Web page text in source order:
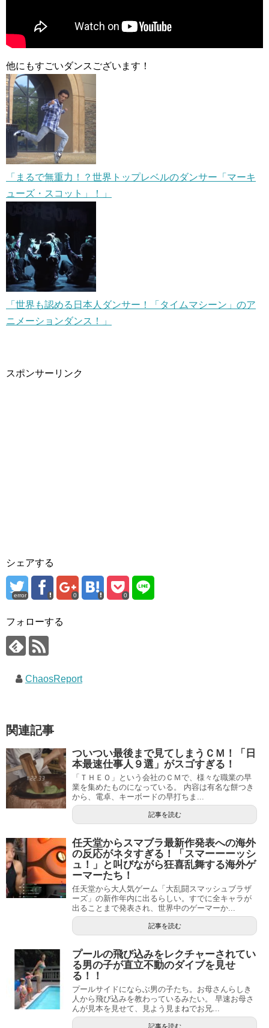
他にもすごいダンスございます！
「まるで無重力！？世界トップレベルのダンサー「マーキ
ューズ・スコット」！」
「世界も認める日本人ダンサー！「タイムマシーン」のア
ニメーションダンス！」
スポンサーリンク
シェアする
error 0 0
フォローする
ChaosReport
関連記事
ついつい最後まで見てしまうＣＭ！「日
本最速仕事人９選」がスゴすぎる！
「ＴＨＥＯ」という会社のＣＭで、様々な職業の早
業を集めたものになっている。 内容は有名な餅つき
から、電卓、キーボードの早打ちま...
記事を読む
任天堂からスマブラ最新作発表への海外
の反応がネタすぎる！「スマーーーッシ
ュ！」と叫びながら狂喜乱舞する海外ゲ
ーマーたち！
任天堂から大人気ゲーム「大乱闘スマッシュブラザ
ーズ」の新作年内に出るらしい。すでに全キャラが
出ることまで発表され、世界中のゲーマーか...
記事を読む
プールの飛び込みをレクチャーされてい
る男の子が直立不動のダイブを見せ
る！！
プールサイドにならぶ男の子たち。お母さんらしき
人から飛び込みを教わっているみたい。 早速お母さ
んが見本を見せて、見よう見まねでお兄...
記事を読む